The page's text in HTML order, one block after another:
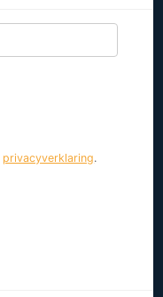
privacyverklaring.